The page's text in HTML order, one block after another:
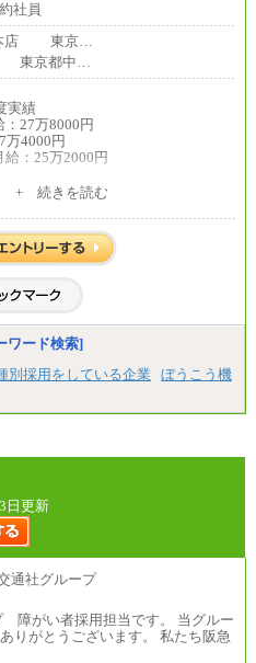
社員
店 東京…
東京都中…
実績
27万8000円
4000円
：25万2000円
し決定いたします。
に変更はございません
+ 続きを読む
ワード検索]
別採用をしている企業
ぼうこう機
日更新
障がい者採用担当です。 当グルー
りがとうございます。 私たち阪急